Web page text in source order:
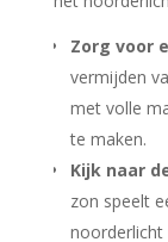
Zorg voor
vermijden
met volle
te maken.
Kijk naar
zon speelt
noorderlicht